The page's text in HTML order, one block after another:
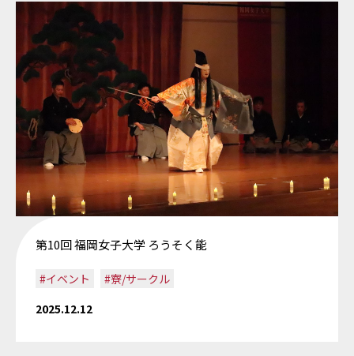
第10回 福岡女子大学 ろうそく能
#イベント
#寮/サークル
2025.12.12